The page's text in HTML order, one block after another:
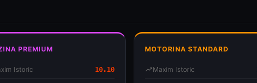
PREMIUM
Istoric 10.10
MOTORINA STANDARD
trending_upMaxim Istoric